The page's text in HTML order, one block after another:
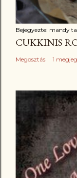
Bejegyezte: mandy
CUKKINIS
Megosztás 1